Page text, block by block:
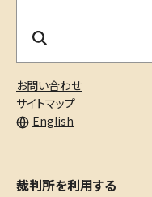
お問い合わせ
サイトマップ
English
内
検
索
裁判所を利用する